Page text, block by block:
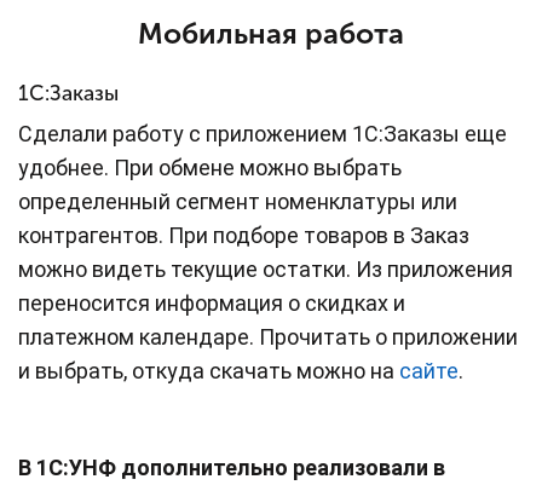
Мобильная работа
1С:Заказы
Сделали работу с приложением 1С:Заказы еще
удобнее. При обмене можно выбрать
определенный сегмент номенклатуры или
контрагентов. При подборе товаров в Заказ
можно видеть текущие остатки. Из приложения
переносится информация о скидках и
платежном календаре. Прочитать о приложении
и выбрать, откуда скачать можно на сайте.
В 1С:УНФ дополнительно реализовали в